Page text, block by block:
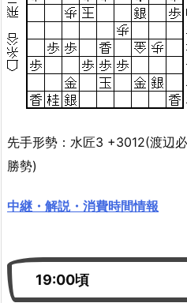
先手形勢：水匠3 +3012(渡辺
勝勢)
中継・解説・消費時間情報
19:00頃